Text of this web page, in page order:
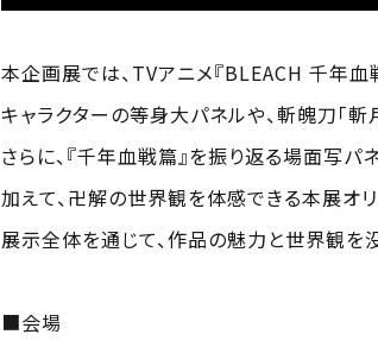
本企画展では、TVアニメ『BLEACH 千年血
キャラクターの等身大パネルや、斬魄刀「
さらに、『千年血戦篇』を振り返る場面写パ
加えて、卍解の世界観を体感できる本展オ
展示全体を通じて、作品の魅力と世界観を
■会場